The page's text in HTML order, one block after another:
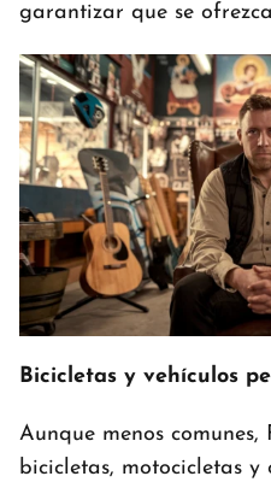
garantizar que se
Bicicletas y vehículos
Aunque menos
bicicletas, motocicletas y